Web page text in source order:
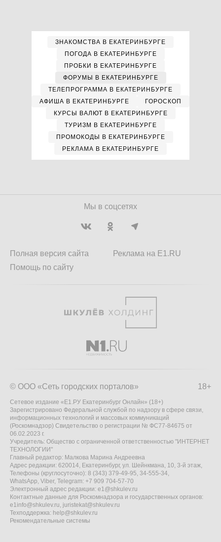
ЗНАКОМСТВА В ЕКАТЕРИНБУРГЕ
ПОГОДА В ЕКАТЕРИНБУРГЕ
ПРОБКИ В ЕКАТЕРИНБУРГЕ
ФОРУМЫ В ЕКАТЕРИНБУРГЕ
ТЕЛЕПРОГРАММА В ЕКАТЕРИНБУРГЕ
АФИША В ЕКАТЕРИНБУРГЕ
ГОРОСКОП
КУРСЫ ВАЛЮТ В ЕКАТЕРИНБУРГЕ
ТУРИЗМ В ЕКАТЕРИНБУРГЕ
ПРОМОКОДЫ В ЕКАТЕРИНБУРГЕ
РЕКЛАМА В ЕКАТЕРИНБУРГЕ
Мы в соцсетях
Полная версия сайта
Помощь по сайту
Реклама на E1.RU
18+
© ООО «Сеть городских порталов»
Сетевое издание «Е1.РУ Екатеринбург Онлайн» (18+)
Зарегистрировано Федеральной службой по надзору в сфере связи,
информационных технологий и массовых коммуникаций
(Роскомнадзор) Свидетельство о регистрации № ФС77-84675 от
06.02.2023 г.
Учредитель: Общество с ограниченной ответственностью "ИНТЕРНЕТ
ТЕХНОЛОГИИ"
Главный редактор: Малкова Марина Андреевна
Адрес редакции: 620014, Екатеринбург, ул. Шейнкмана, 10, 3-й этаж,
Телефоны (круглосуточно): 8 (343) 379-49-95, 34-555-34,
WhatsApp, Viber, Telegram: +7 909 704-57-70
Электронный адрес редакции: e1@shkulev.ru
Контактные данные для Роскомнадзора и государственных органов:
e1info@shkulev.ru, juristekat@shkulev.ru
Техподдержка: help@shkulev.ru
Рекомендательные системы